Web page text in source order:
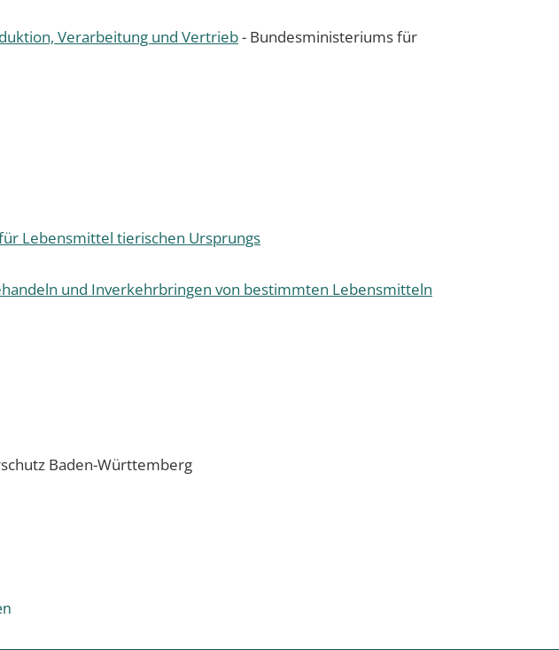
Verarbeitung und Vertrieb- Bundesministeriums für
Lebensmittel tierischen Ursprungs
und Inverkehrbringen von bestimmten Lebensmitteln
Baden-Württemberg